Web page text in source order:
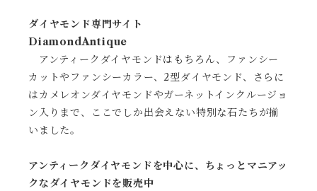
ダイヤモンド専門サイト
DiamondAntique
アンティークダイヤモンドはもちろん、ファンシー
カットやファンシーカラー、2型ダイヤモンド、さらに
はカメレオンダイヤモンドやガーネットインクルージョ
ン入りまで、ここでしか出会えない特別な石たちが揃
いました。
アンティークダイヤモンドを中心に、ちょっとマニアッ
クなダイヤモンドを販売中